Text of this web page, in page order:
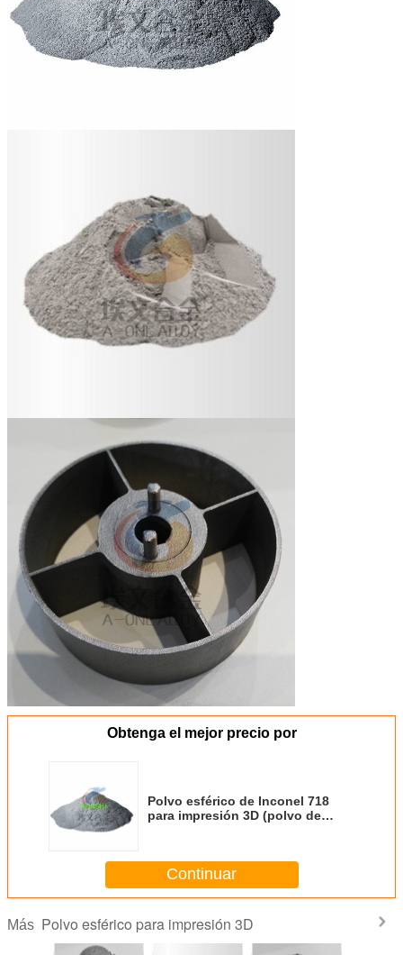
Obtenga el mejor precio por
Polvo esférico de Inconel 718
para impresión 3D (polvo de
Continuar
Más Polvo esférico para impresión 3D